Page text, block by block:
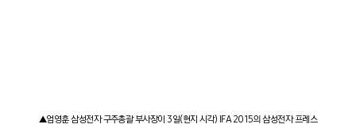
▲엄영훈 삼성전자 구주총괄 부사장이 3일(현지 시각) IFA 2015의 삼성전자 프레스